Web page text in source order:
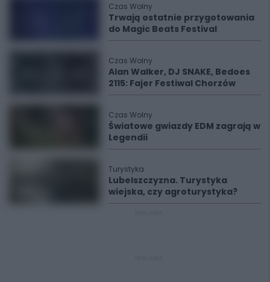
Czas Wolny
Trwają ostatnie przygotowania
do Magic Beats Festival
Czas Wolny
Alan Walker, DJ SNAKE, Bedoes
2115: Fajer Festiwal Chorzów
Czas Wolny
Światowe gwiazdy EDM zagrają w
Legendii
Turystyka
Lubelszczyzna. Turystyka
wiejska, czy agroturystyka?